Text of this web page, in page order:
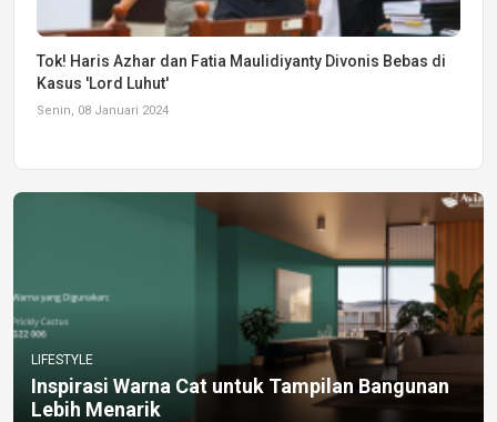
Tok! Haris Azhar dan Fatia Maulidiyanty Divonis Bebas di
Kasus 'Lord Luhut'
Senin, 08 Januari 2024
LIFESTYLE
Inspirasi Warna Cat untuk Tampilan Bangunan
Lebih Menarik